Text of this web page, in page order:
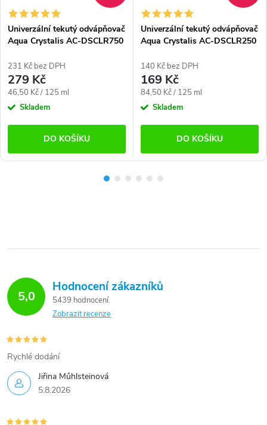
Univerzální tekutý odvápňovač
Aqua Crystalis AC-DSCLR750
231 Kč bez DPH
279 Kč
Měrná
cena:
46,50 Kč / 125 ml
Skladem
DO KOŠÍKU
Univerzální tekutý odvápňovač
Aqua Crystalis AC-DSCLR250
140 Kč bez DPH
169 Kč
Měrná
cena:
84,50 Kč / 125 ml
Skladem
DO KOŠÍKU
5,0
Hodnocení zákazníků
5439 hodnocení
Zobrazit recenze
Jiřina Műhlsteinová
5.8.2026
Rychlé dodání